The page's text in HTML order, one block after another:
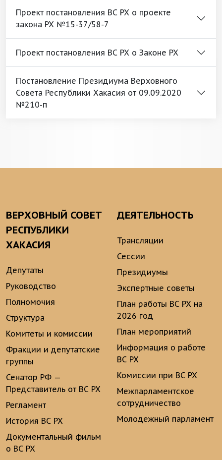
Проект постановления ВС РХ о проекте
закона РХ №15-37/58-7
Проект постановления ВС РХ о Законе РХ
Постановление Президиума Верховного
Совета Республики Хакасия от 09.09.2020
№210-п
ВЕРХОВНЫЙ СОВЕТ
РЕСПУБЛИКИ
ХАКАСИЯ
Депутаты
Руководство
Полномочия
Структура
Комитеты и комиссии
Фракции и депутатские
группы
Сенатор РФ —
Представитель от ВС РХ
Регламент
История ВС РХ
Документальный фильм
о ВС РХ
ДЕЯТЕЛЬНОСТЬ
Трансляции
Сессии
Президиумы
Экспертные советы
План работы ВС РХ на
2026 год
План мероприятий
Информация о работе
ВС РХ
Комиссии при ВС РХ
Межпарламентское
сотрудничество
Молодежный парламент